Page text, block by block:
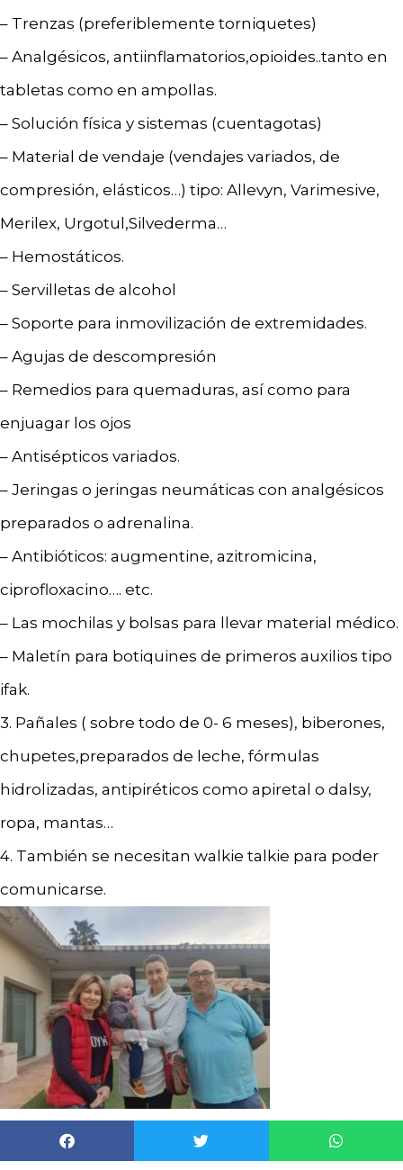
– Trenzas (preferiblemente torniquetes)
– Analgésicos, antiinflamatorios,opioides..tanto en
tabletas como en ampollas.
– Solución física y sistemas (cuentagotas)
– Material de vendaje (vendajes variados, de
compresión, elásticos…) tipo: Allevyn, Varimesive,
Merilex, Urgotul,Silvederma…
– Hemostáticos.
– Servilletas de alcohol
– Soporte para inmovilización de extremidades.
– Agujas de descompresión
– Remedios para quemaduras, así como para
enjuagar los ojos
– Antisépticos variados.
– Jeringas o jeringas neumáticas con analgésicos
preparados o adrenalina.
– Antibióticos: augmentine, azitromicina,
ciprofloxacino…. etc.
– Las mochilas y bolsas para llevar material médico.
– Maletín para botiquines de primeros auxilios tipo
ifak.
3. Pañales ( sobre todo de 0- 6 meses), biberones,
chupetes,preparados de leche, fórmulas
hidrolizadas, antipiréticos como apiretal o dalsy,
ropa, mantas…
4. También se necesitan walkie talkie para poder
comunicarse.